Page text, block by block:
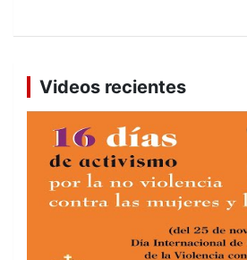
Videos recientes